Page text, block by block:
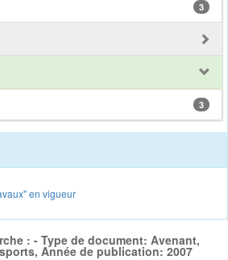
3
3
en vigueur
: - Type de document: Avenant,
Année de publication: 2007